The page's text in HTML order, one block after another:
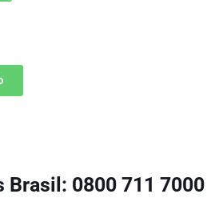
Brasil: 0800 711 7000